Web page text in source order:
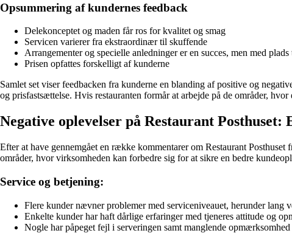
Opsummering af kundernes feedback
Delekonceptet og maden får ros for kvalitet og smag
Servicen varierer fra ekstraordinær til skuffende
Arrangementer og specielle anledninger er en succes, men med
Prisen opfattes forskelligt af kunderne
Samlet set viser feedbacken fra kunderne en blanding af positive og
og prisfastsættelse. Hvis restauranten formår at arbejde på de områder,
Negative oplevelser på Restaurant Posthuset:
Efter at have gennemgået en række kommentarer om Restaurant
områder, hvor virksomheden kan forbedre sig for at sikre en bedre
Service og betjening:
Flere kunder nævner problemer med serviceniveauet, herunder lang
Enkelte kunder har haft dårlige erfaringer med tjeneres attitude og
Nogle har påpeget fejl i serveringen samt manglende opmærksomhed